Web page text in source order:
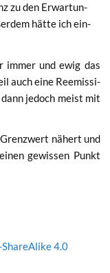
zu den Erwar­tun­
hät­te ich ein­
immer und ewig das
auch eine Ree­mis­si­
jedoch meist mit
nähert und
gewis­sen Punkt
4.0